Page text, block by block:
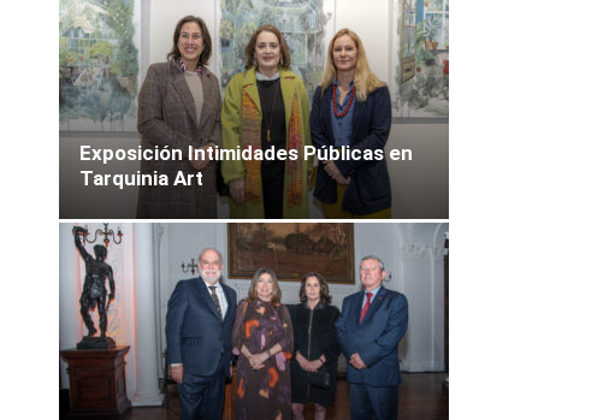
Exposición Intimidades Públicas en
Tarquinia Art